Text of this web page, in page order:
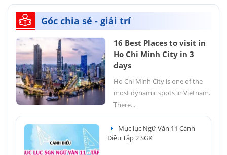
Góc chia sẻ - giải trí
16 Best Places to visit in
Ho Chi Minh City in 3
days
Ho Chi Minh City is one of the
most dynamic spots in Vietnam.
There...
Mục lục Ngữ Văn 11 Cánh
Diều Tập 2 SGK